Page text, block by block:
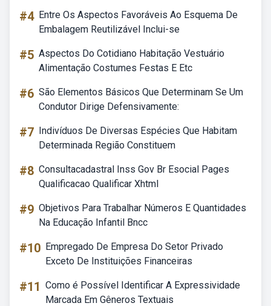
#4 Entre Os Aspectos Favoráveis Ao Esquema De
Embalagem Reutilizável Inclui-se
#5 Aspectos Do Cotidiano Habitação Vestuário
Alimentação Costumes Festas E Etc
#6 São Elementos Básicos Que Determinam Se Um
Condutor Dirige Defensivamente:
#7 Indivíduos De Diversas Espécies Que Habitam
Determinada Região Constituem
#8 Consultacadastral Inss Gov Br Esocial Pages
Qualificacao Qualificar Xhtml
#9 Objetivos Para Trabalhar Números E Quantidades
Na Educação Infantil Bncc
#10 Empregado De Empresa Do Setor Privado
Exceto De Instituições Financeiras
#11 Como é Possível Identificar A Expressividade
Marcada Em Gêneros Textuais